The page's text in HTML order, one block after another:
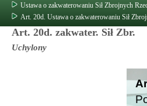
Ustawa o zakwaterowaniu Sił Zbrojnych
Art. 20d. Ustawa o zakwaterowaniu Sił
Art. 20d. zakwater. Sił Zbr.
Uchylony